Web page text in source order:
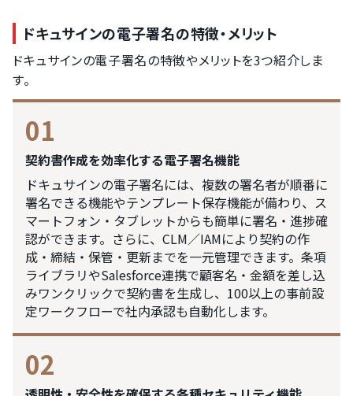
ドキュサインの電子署名の特徴・メリット
ドキュサインの電子署名の特徴やメリットを3つ紹介しま
す。
01
契約書作成を効率化する電子署名機能
ドキュサインの電子署名には、複数の署名者が順番に
署名できる機能やテンプレート保存機能が備わり、ス
マートフォン・タブレットからも簡単に署名・進捗確
認ができます。さらに、CLM／IAMにより契約の作
成・締結・保管・更新までを一元管理できます。条項
ライブラリやSalesforce連携で顧客名・金額を差し込
みワンクリックで契約書を生成し、100以上の事前設
定ワークフローで社内承認も自動化します。
02